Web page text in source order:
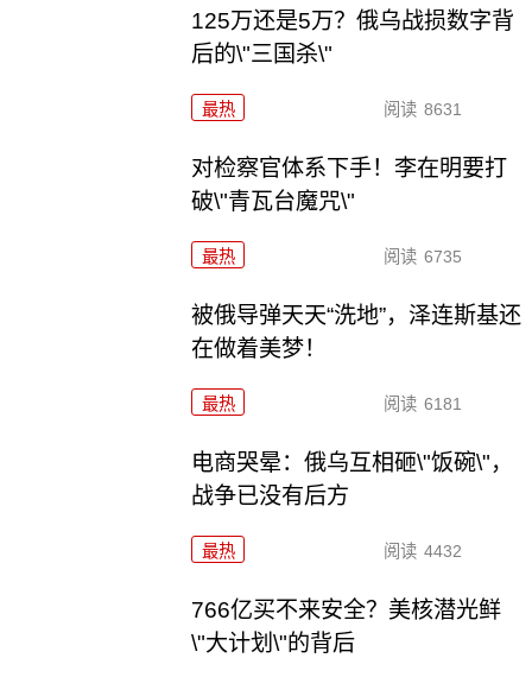
125万还是5万？俄乌战损数字背
后的\"三国杀\"
最热 阅读 8631
对检察官体系下手！李在明要打
破\"青瓦台魔咒\"
最热 阅读 6735
被俄导弹天天“洗地”，泽连斯基还
在做着美梦！
最热 阅读 6181
电商哭晕：俄乌互相砸\"饭碗\"，
战争已没有后方
最热 阅读 4432
766亿买不来安全？美核潜光鲜
\"大计划\"的背后